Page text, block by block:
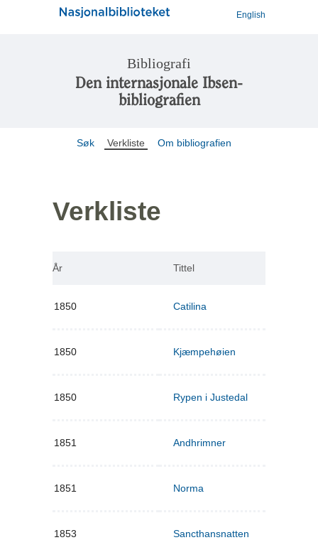
English
Bibliografi
Den internasjonale Ibsen-
bibliografien
Søk Verkliste Om bibliografien
Verkliste
År Tittel
1850 Catilina
1850 Kjæmpehøien
1850 Rypen i Justedal
1851 Andhrimner
1851 Norma
1853 Sancthansnatten